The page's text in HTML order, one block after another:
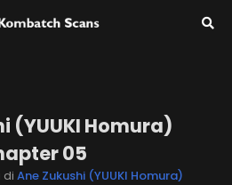
(YUUKI Homura)
05
di Ane Zukushi (YUUKI Homura)